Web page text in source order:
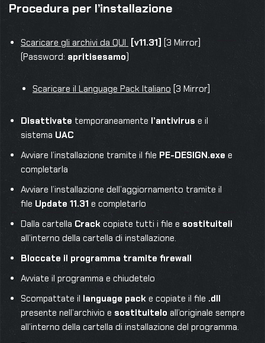
Procedura per l’installazione
Scaricare gli archivi da QUI [v11.31] [3 Mirror]
(Password: apritisesamo)
Scaricare il Language Pack Italiano [3 Mirror]
Disattivate temporaneamente l’antivirus e il
sistema UAC
Avviare l’installazione tramite il file PE-DESIGN.exe e
completarla
Avviare l’installazione dell’aggiornamento tramite il
file Update 11.31 e completarlo
Dalla cartella Crack copiate tutti i file e sostituiteli
all’interno della cartella di installazione.
Bloccate il programma tramite firewall
Avviate il programma e chiudetelo
Scompattate il language pack e copiate il file .dll
presente nell’archivio e sostituitelo all’originale sempre
all’interno della cartella di installazione del programma.